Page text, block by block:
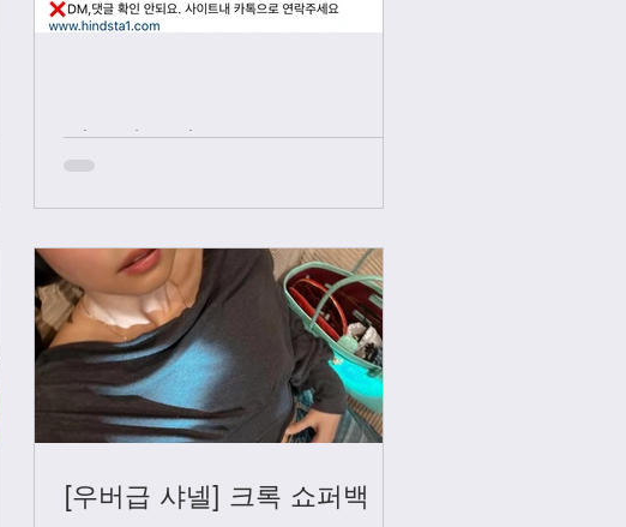
인스타그램
[우버급 샤넬] 크록 쇼퍼백